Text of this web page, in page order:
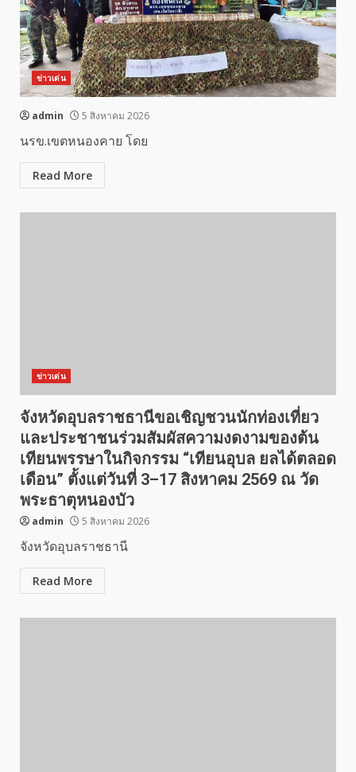
ข่าวเด่น
admin 5 สิงหาคม 2026
นรข.เขตหนองคาย โดย
Read More
ข่าวเด่น
จังหวัดอุบลราชธานีขอเชิญชวนนักท่องเที่ยว
และประชาชนร่วมสัมผัสความงดงามของต้น
เทียนพรรษาในกิจกรรม “เทียนอุบล ยลได้ตลอด
เดือน” ตั้งแต่วันที่ 3–17 สิงหาคม 2569 ณ วัด
พระธาตุหนองบัว
admin 5 สิงหาคม 2026
จังหวัดอุบลราชธานี
Read More